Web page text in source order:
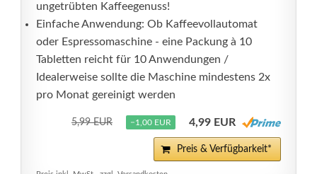
ungetrübten Kaffeegenuss!
Einfache Anwendung: Ob Kaffeevollautomat
oder Espressomaschine - eine Packung à 10
Tabletten reicht für 10 Anwendungen /
Idealerweise sollte die Maschine mindestens 2x
pro Monat gereinigt werden
5,99 EUR −1,00 EUR 4,99 EUR
Preis & Verfügbarkeit*